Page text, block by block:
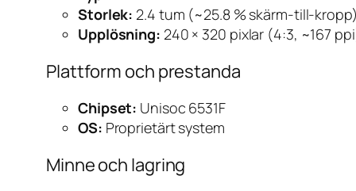
Storlek: 2.4 tum (~25.8 % skärm-till-
Upplösning: 240 × 320 pixlar (4:3, ~167
Plattform och prestanda
Chipset: Unisoc 6531F
OS: Proprietärt system
Minne och lagring